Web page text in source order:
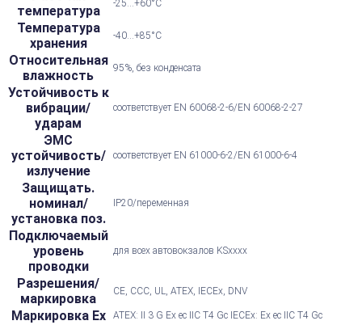
температура
-25...+60°С
Температура
хранения
-40...+85°С
Относительная
влажность
95%, без конденсата
Устойчивость к
вибрации/
ударам
соответствует EN 60068-2-6/EN 60068-2-27
ЭМС
устойчивость/
излучение
соответствует EN 61000-6-2/EN 61000-6-4
Защищать.
номинал/
установка поз.
IP20/переменная
Подключаемый
уровень
проводки
для всех автовокзалов KSxxxx
Разрешения/
маркировка
CE, CCC, UL, ATEX, IECEx, DNV
Маркировка Ex ATEX: II 3 G Ex ec IIC T4 Gc IECEx: Ex ec IIC T4 Gc